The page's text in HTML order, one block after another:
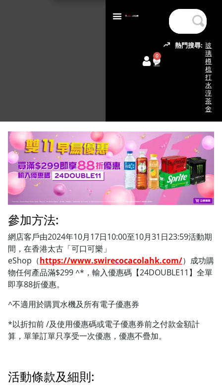
熱門搜尋: 玻
璃
樽
梳
打
水
淳
茶
舍
0
參加方法:
網店客戶由2024年10月17日10:00至10月31日23:59活動期
間，在香港太古「可口可樂」
eShop（https://www.swirecocacolahk.com/）成功購
物任何產品滿$299 ^*，輸入優惠碼【24DOUBLE11】全單
即享88折優惠。
^不適用於購買水機及所有電子優惠券
*以折扣前 /及使用優惠碼或電子優惠券前之付款金額計
算，單筆訂單只享受一次優惠，優惠不疊加。
活動條款及細則: